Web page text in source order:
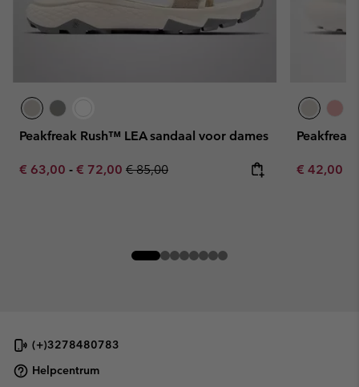
Peakfreak Rush™ LEA sandaal voor dames
Minimum sale price:
€ 63,00 - Maximum sale price:
€ 72,00 Regular price:
€ 85,00 Minimum
€ 42,00
(+)3278480783
Helpcentrum